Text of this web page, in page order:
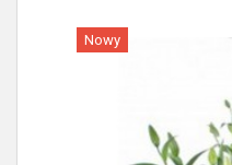
Nowy